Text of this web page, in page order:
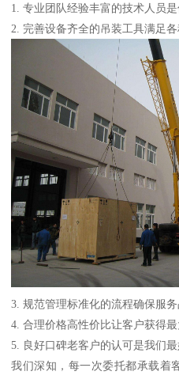
1. 专业团队经验丰富的技术人员
2. 完善设备齐全的吊装工具满足
3. 规范管理标准化的流程确保服
4. 合理价格高性价比让客户获得
5. 良好口碑老客户的认可是我们
我们深知，每一次委托都承载着